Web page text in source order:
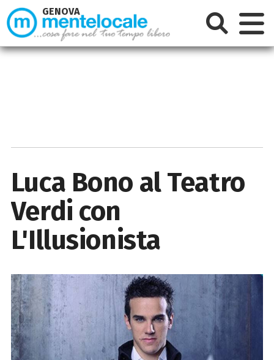
Luca Bono al Teatro
Verdi con
L'Illusionista
GENOVA